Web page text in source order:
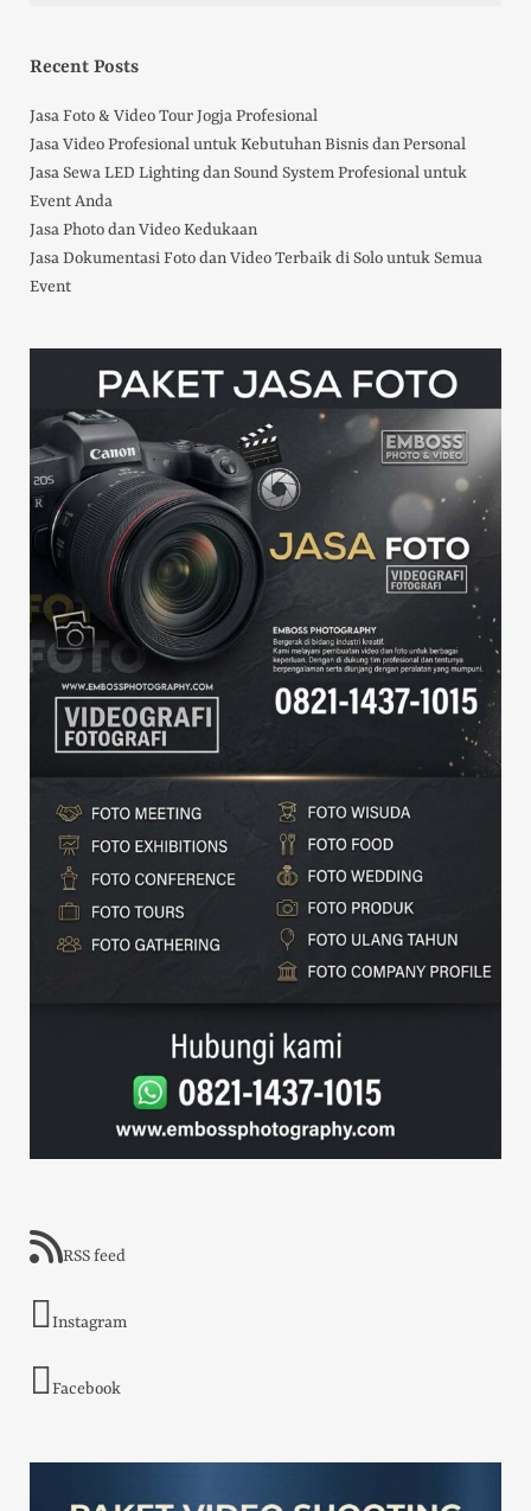
Recent Posts
Jasa Foto & Video Tour Jogja Profesional
Jasa Video Profesional untuk Kebutuhan Bisnis dan Personal
Jasa Sewa LED Lighting dan Sound System Profesional untuk
Event Anda
Jasa Photo dan Video Kedukaan
Jasa Dokumentasi Foto dan Video Terbaik di Solo untuk Semua
Event
RSS feed
Instagram
Facebook